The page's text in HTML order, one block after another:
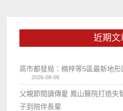
近期文
高市都發局：楠梓等5區最新地
2026-08-08
父親節閱讀傳愛 鳳山醫院打造失
子到陪伴長輩